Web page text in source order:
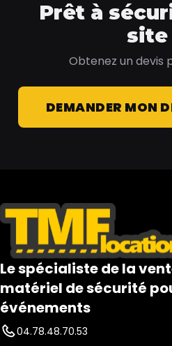
Prêt à
site
Obtenez un devis
DEMANDER MON
Le spécialiste de la
matériel de sécurité
événements
04.78.48.70.53